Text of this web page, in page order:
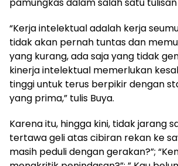
“Kerja intelektual adalah kerja
tidak akan pernah tuntas dan
yang kurang, ada saja yang tidak
kinerja intelektual memerlukan
tinggi untuk terus berpikir dengan
yang prima,” tulis Buya.
Karena itu, hingga kini, tidak jarang
tertawa geli atas cibiran rekan ke
masih peduli dengan gerakan?”;